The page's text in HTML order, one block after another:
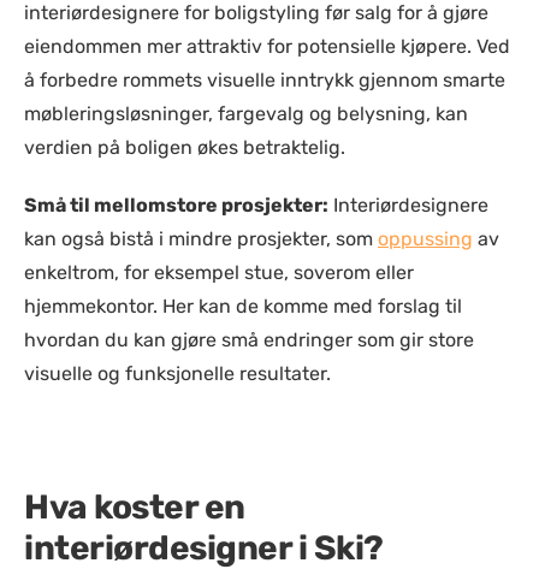
interiørdesignere for boligstyling før salg for å gjøre
eiendommen mer attraktiv for potensielle kjøpere. Ved
å forbedre rommets visuelle inntrykk gjennom smarte
møbleringsløsninger, fargevalg og belysning, kan
verdien på boligen økes betraktelig.
Små til mellomstore prosjekter: Interiørdesignere
kan også bistå i mindre prosjekter, som oppussing av
enkeltrom, for eksempel stue, soverom eller
hjemmekontor. Her kan de komme med forslag til
hvordan du kan gjøre små endringer som gir store
visuelle og funksjonelle resultater.
Hva koster en
interiørdesigner i Ski?